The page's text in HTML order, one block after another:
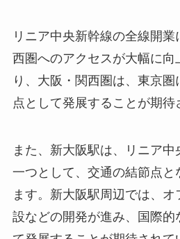
リニア中央新幹線の全線開
西圏へのアクセスが大幅に向
り、大阪・関西圏は、東京
点として発展することが期待
また、新大阪駅は、リニア
一つとして、交通の結節点と
ます。新大阪駅周辺では、
設などの開発が進み、国際的